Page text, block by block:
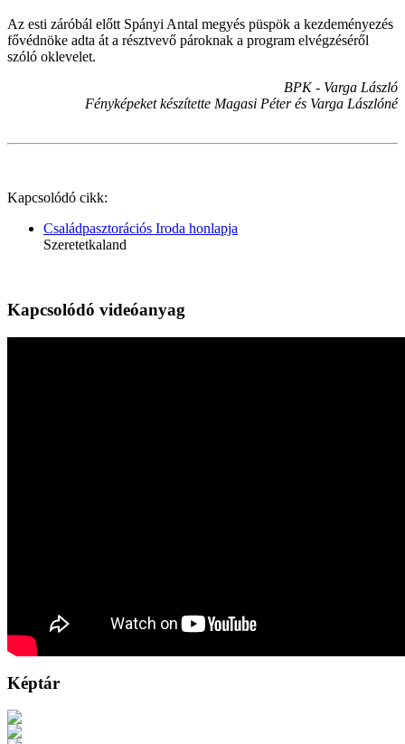
Az esti záróbál előtt Spányi Antal megyés püspök a kezdeményezés
fővédnöke adta át a résztvevő pároknak a program elvégzéséről
szóló oklevelet.
BPK - Varga László
Fényképeket készítette Magasi Péter és Varga Lászlóné
Kapcsolódó cikk:
Családpasztorációs Iroda honlapja
Szeretetkaland
Kapcsolódó videóanyag
Képtár